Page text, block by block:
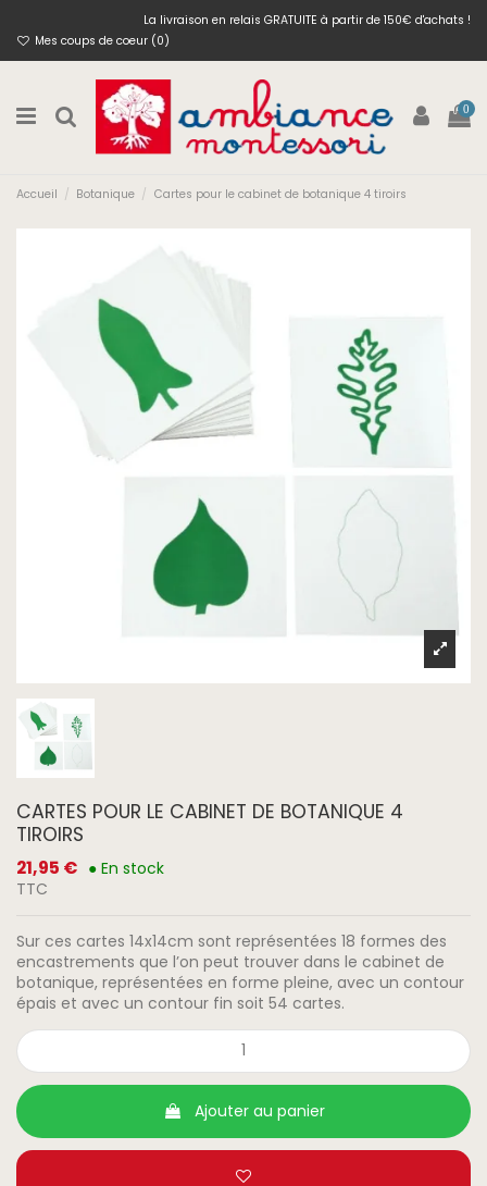
La livraison en relais GRATUITE à partir de 150€ d'achats !
Mes coups de coeur (0)
0
Accueil Botanique Cartes pour le cabinet de botanique 4 tiroirs
CARTES POUR LE CABINET DE BOTANIQUE 4
TIROIRS
21,95 € ● En stock
TTC
Sur ces cartes 14x14cm sont représentées 18 formes des
encastrements que l’on peut trouver dans le cabinet de
botanique, représentées en forme pleine, avec un contour
épais et avec un contour fin soit 54 cartes.
Ajouter au panier